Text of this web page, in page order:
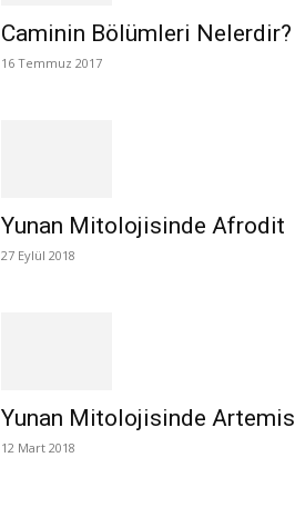
Caminin Bölümleri Nelerdir?
16 Temmuz 2017
Yunan Mitolojisinde Afrodit
27 Eylül 2018
Yunan Mitolojisinde Artemis
12 Mart 2018